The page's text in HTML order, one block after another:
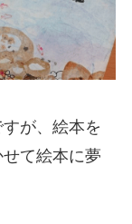
が、絵本を
て絵本に夢